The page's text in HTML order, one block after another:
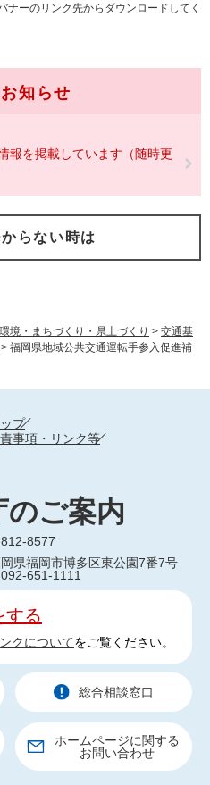
環境・まちづくり・県土づくり > 交通基
> 福岡県地域公共交通運転手参入促進補
ーのリンク先からダウンロードしてく
知らせ
報を掲載しています（随時更
らない時は
プ
事項・リンク等
のご案内
8577
県福岡市博多区東公園7番7号
651-1111
する
クについてをご覧ください。
総合相談窓口
ホームページに関する
お問い合わせ